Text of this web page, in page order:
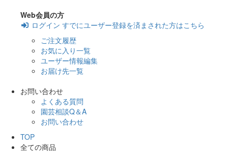
Web会員の方
ログイン すでにユーザー登録を済まされた方はこちら
ご注文履歴
お気に入り一覧
ユーザー情報編集
お届け先一覧
お問い合わせ
よくある質問
園芸相談Q＆A
お問い合わせ
TOP
全ての商品